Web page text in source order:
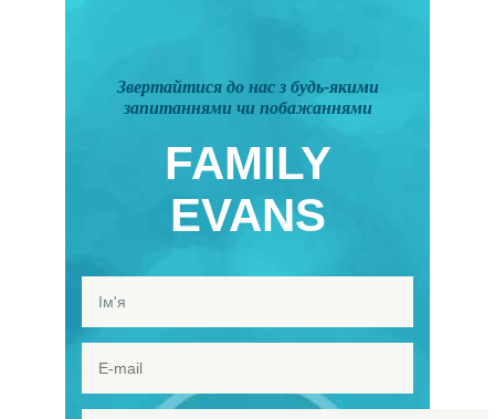
Звертайтися до нас з будь-якими
запитаннями чи побажаннями
FAMILY
EVANS